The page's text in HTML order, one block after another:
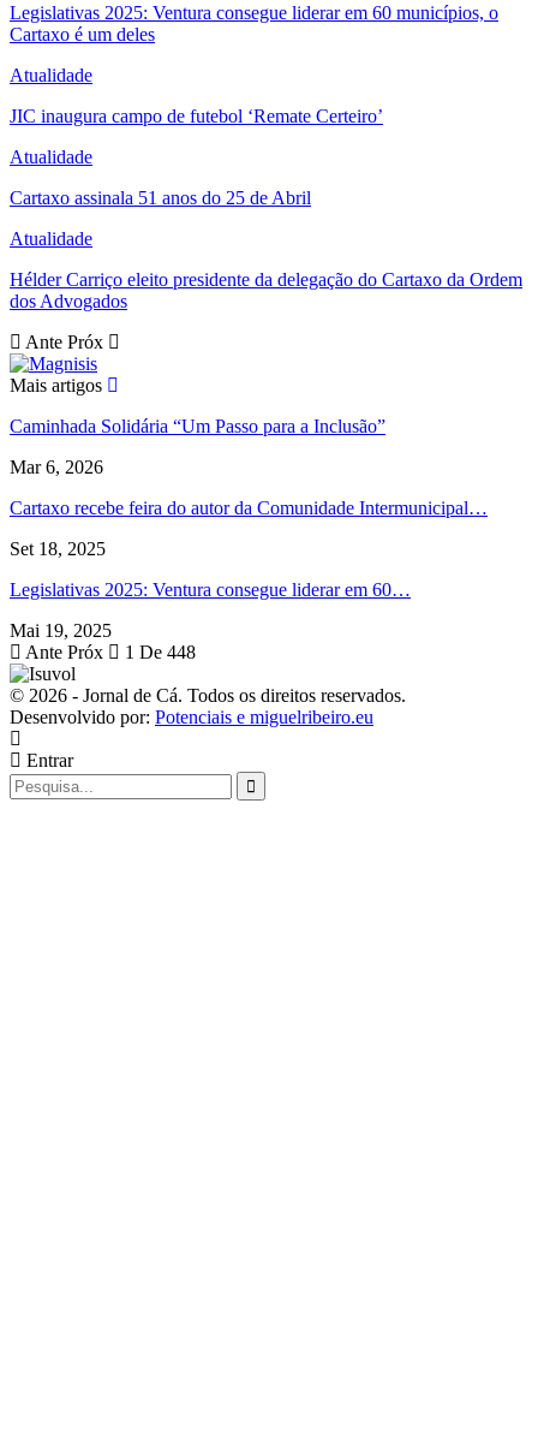
Legislativas 2025: Ventura consegue liderar em 60 municípios, o
Cartaxo é um deles
Atualidade
JIC inaugura campo de futebol ‘Remate Certeiro’
Atualidade
Cartaxo assinala 51 anos do 25 de Abril
Atualidade
Hélder Carriço eleito presidente da delegação do Cartaxo da Ordem
dos Advogados
Ante Próx
Mais artigos
Caminhada Solidária “Um Passo para a Inclusão”
Mar 6, 2026
Cartaxo recebe feira do autor da Comunidade Intermunicipal…
Set 18, 2025
Legislativas 2025: Ventura consegue liderar em 60…
Mai 19, 2025
Ante Próx 1 De 448
© 2026 - Jornal de Cá. Todos os direitos reservados.
Desenvolvido por: Potenciais e miguelribeiro.eu
Entrar